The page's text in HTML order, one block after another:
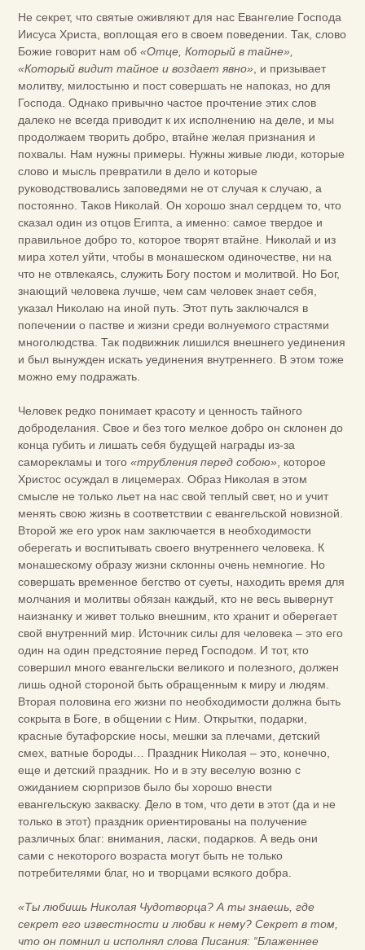
Не секрет, что святые оживляют для нас Евангелие Господа
Иисуса Христа, воплощая его в своем поведении. Так, слово
Божие говорит нам об «Отце, Который в тайне»,
«Который видит тайное и воздает явно» , и призывает
молитву, милостыню и пост совершать не напоказ, но для
Господа. Однако привычно частое прочтение этих слов
далеко не всегда приводит к их исполнению на деле, и мы
продолжаем творить добро, втайне желая признания и
похвалы. Нам нужны примеры. Нужны живые люди, которые
слово и мысль превратили в дело и которые
руководствовались заповедями не от случая к случаю, а
постоянно. Таков Николай. Он хорошо знал сердцем то, что
сказал один из отцов Египта, а именно: самое твердое и
правильное добро то, которое творят втайне. Николай и из
мира хотел уйти, чтобы в монашеском одиночестве, ни на
что не отвлекаясь, служить Богу постом и молитвой. Но Бог,
знающий человека лучше, чем сам человек знает себя,
указал Николаю на иной путь. Этот путь заключался в
попечении о пастве и жизни среди волнуемого страстями
многолюдства. Так подвижник лишился внешнего уединения
и был вынужден искать уединения внутреннего. В этом тоже
можно ему подражать.
Человек редко понимает красоту и ценность тайного
доброделания. Свое и без того мелкое добро он склонен до
конца губить и лишать себя будущей награды из-за
саморекламы и того «трубления перед собою» , которое
Христос осуждал в лицемерах. Образ Николая в этом
смысле не только льет на нас свой теплый свет, но и учит
менять свою жизнь в соответствии с евангельской новизной.
Второй же его урок нам заключается в необходимости
оберегать и воспитывать своего внутреннего человека. К
монашескому образу жизни склонны очень немногие. Но
совершать временное бегство от суеты, находить время для
молчания и молитвы обязан каждый, кто не весь вывернут
наизнанку и живет только внешним, кто хранит и оберегает
свой внутренний мир. Источник силы для человека – это его
один на один предстояние перед Господом. И тот, кто
совершил много евангельски великого и полезного, должен
лишь одной стороной быть обращенным к миру и людям.
Вторая половина его жизни по необходимости должна быть
сокрыта в Боге, в общении с Ним. Открытки, подарки,
красные бутафорские носы, мешки за плечами, детский
смех, ватные бороды… Праздник Николая – это, конечно,
еще и детский праздник. Но и в эту веселую возню с
ожиданием сюрпризов было бы хорошо внести
евангельскую закваску. Дело в том, что дети в этот (да и не
только в этот) праздник ориентированы на получение
различных благ: внимания, ласки, подарков. А ведь они
сами с некоторого возраста могут быть не только
потребителями благ, но и творцами всякого добра.
«Ты любишь Николая Чудотворца? А ты знаешь, где
секрет его известности и любви к нему? Секрет в том,
что он помнил и исполнял слова Писания: “Блаженнее